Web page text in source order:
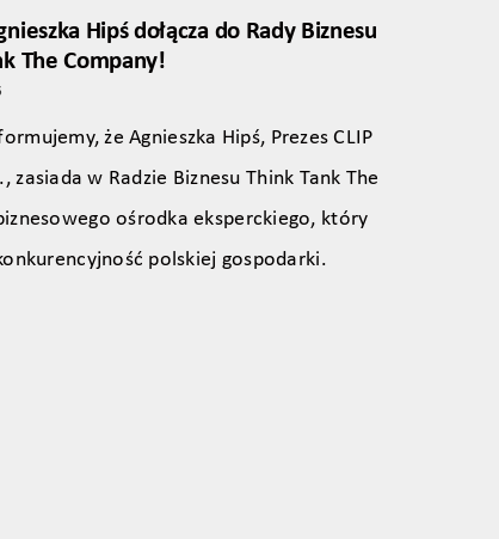
Hipś dołącza do Rady Biznesu
The Company!
że Agnieszka Hipś, Prezes CLIP
zasiada w Radzie Biznesu Think Tank The
ośrodka eksperckiego, który
polskiej gospodarki.